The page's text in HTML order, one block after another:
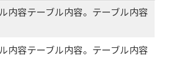
内容テーブル内容。テーブル内容
内容テーブル内容。テーブル内容